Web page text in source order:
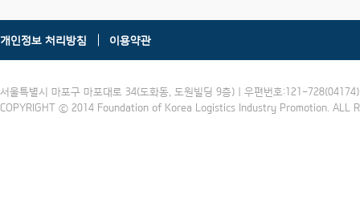
개인정보 처리방침 이용약관
서울특별시 마포구 마포대로 34(도화동, 도원빌딩 9층) | 우편번호:121-
COPYRIGHT ⓒ 2014 Foundation of Korea Logistics Industry Promotion. ALL